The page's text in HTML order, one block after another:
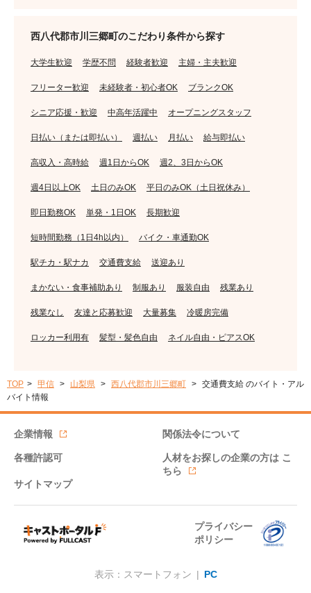
西八代郡市川三郷町のこだわり条件から探す
大学生歓迎 学歴不問 経験者歓迎 主婦・主夫歓迎
フリーター歓迎 未経験者・初心者OK ブランクOK
シニア応援・歓迎 中高年活躍中 オープニングスタッフ
日払い（または即払い） 週払い 月払い 給与即払い
高収入・高時給 週1日からOK 週2、3日からOK
週4日以上OK 土日のみOK 平日のみOK（土日祝休み）
即日勤務OK 単発・1日OK 長期歓迎
短時間勤務（1日4h以内） バイク・車通勤OK
駅チカ・駅ナカ 交通費支給 送迎あり
まかない・食事補助あり 制服あり 服装自由 残業あり
残業なし 友達と応募歓迎 大量募集 冷暖房完備
ロッカー利用有 髪型・髪色自由 ネイル自由・ピアスOK
TOP 甲信 山梨県 西八代郡市川三郷町
交通費支給 のバイト・アル
バイト情報
企業情報 関係法令について
各種許認可 人材をお探しの企業の方は こ
ちら
サイトマップ
プライバシー
ポリシー
表示：スマートフォン | PC